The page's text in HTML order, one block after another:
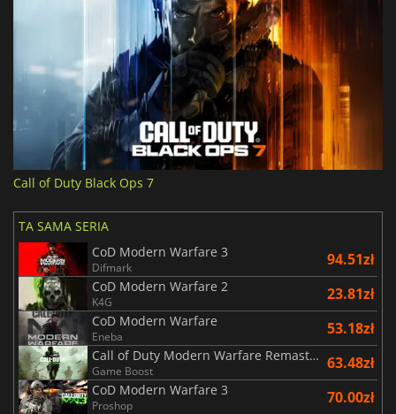
Call of Duty Black Ops 7
TA SAMA SERIA
CoD Modern Warfare 3
Difmark 94.51zł
CoD Modern Warfare 2
K4G 23.81zł
CoD Modern Warfare
Eneba 53.18zł
Call of Duty Modern Warfare Remastered
Game Boost 63.48zł
CoD Modern Warfare 3
Proshop 70.00zł